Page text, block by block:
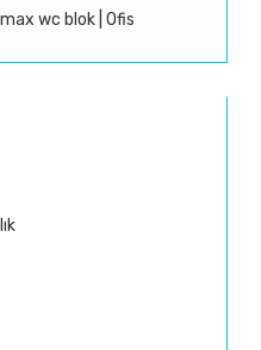
wc blok | Ofis